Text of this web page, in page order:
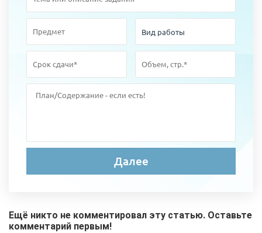
Ещё никто не комментировал эту статью. Оставьте
комментарий первым!